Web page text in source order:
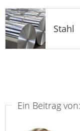
Stahl
Ein Beitrag von: